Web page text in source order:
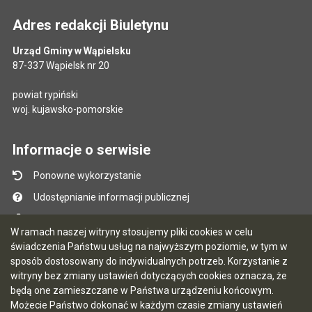
W ramach naszej witryny stosujemy pliki cookies w celu
świadczenia Państwu usług na najwyższym poziomie, w tym w
sposób dostosowany do indywidualnych potrzeb. Korzystanie z
witryny bez zmiany ustawień dotyczących cookies oznacza, że
będą one zamieszczane w Państwa urządzeniu końcowym.
Możecie Państwo dokonać w każdym czasie zmiany ustawień
Adres redakcji Biuletynu
Urząd Gminy w Wąpielsku
87-337 Wąpielsk nr 20
powiat rypiński
woj. kujawsko-pomorskie
Informacje o serwisie
Ponowne wykorzystanie
Udostępnianie informacji publicznej
Mapa serwisu
Instrukcja obsługi
Statystyki oglądalności
Ostatnio dodane
Ostatnia aktualizacja BIP: 07.08.2026 13:39